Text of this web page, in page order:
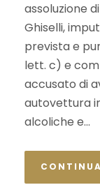
assoluzione
Ghiselli,
prevista e
lett. c) e
accusato di
autovettura
alcoliche e...